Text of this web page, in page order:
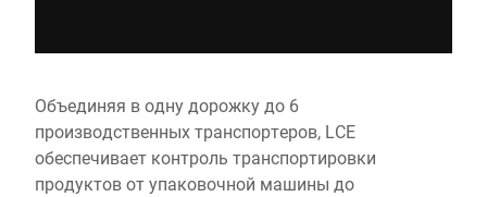
Объединяя в одну дорожку до 6
производственных транспортеров, LCE
обеспечивает контроль транспортировки
продуктов от упаковочной машины до